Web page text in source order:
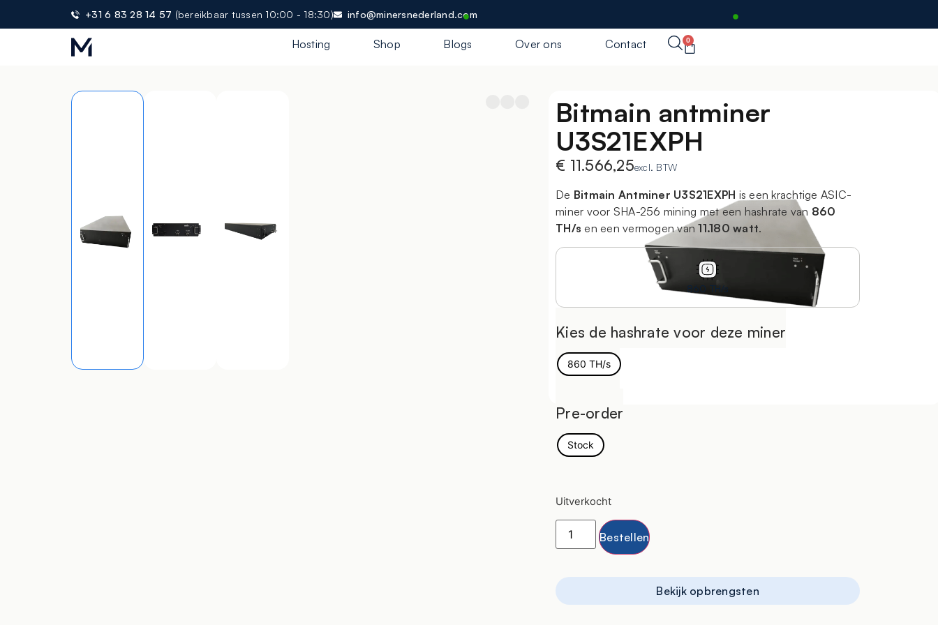
+31 6 83 28 14 57 (bereikbaar tussen 10:00 - 18:30) info@minersnederland.com
Hosting Shop Blogs Over ons Contact 0
Bitmain antminer
U3S21EXPH
€ 11.566,25excl. BTW
De Bitmain Antminer U3S21EXPH is een krachtige ASIC-
miner voor SHA-256 mining met een hashrate van 860
TH/s en een vermogen van11.180 watt.
860 TH/s
Kies de hashrate voor deze miner
860 TH/s
Pre-order
Stock
Uitverkocht
Bestellen
Bekijk opbrengsten